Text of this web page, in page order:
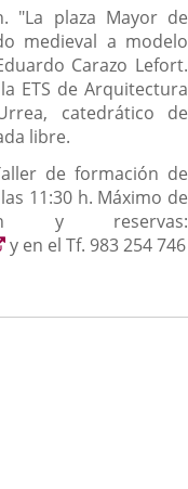
"La plaza Mayor de
medieval a modelo
Carazo Lefort.
ETS de Arquitectura
catedrático de
libre.
de formación de
11:30 h. Máximo de
y reservas:
Enlace
aplicación
y en el Tf. 983 254 746